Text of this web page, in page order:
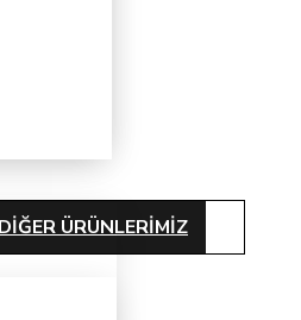
DIĞER ÜRÜNLERIMIZ